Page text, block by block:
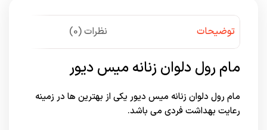
توضیحات نظرات (0)
مام رول دلوان زنانه میس دیور
مام رول دلوان زنانه میس دیور یکی از بهترین ها در زمینه
رعایت بهداشت فردی می باشد.